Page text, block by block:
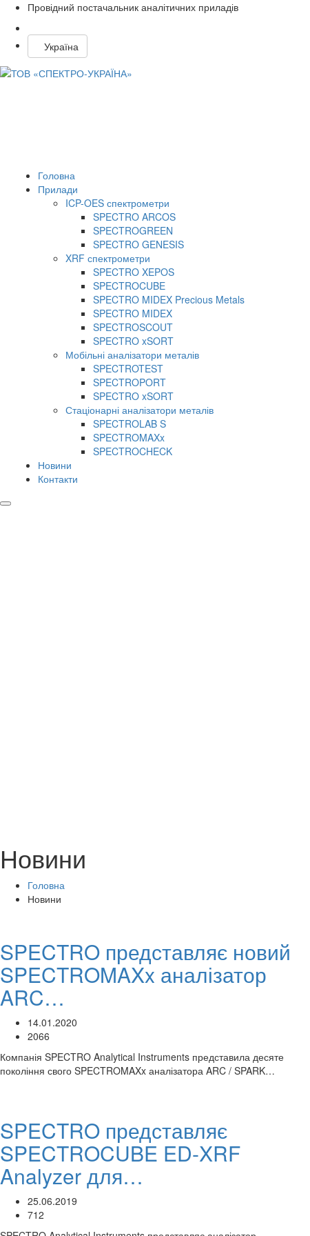
Провідний постачальник аналітичних приладів
Україна
Головна
Прилади
ICP-OES спектрометри
SPECTRO ARCOS
SPECTROGREEN
SPECTRO GENESIS
XRF спектрометри
SPECTRO XEPOS
SPECTROCUBE
SPECTRO MIDEX Precious Metals
SPECTRO MIDEX
SPECTROSCOUT
SPECTRO xSORT
Мобільні аналізатори металів
SPECTROTEST
SPECTROPORT
SPECTRO xSORT
Стаціонарні аналізатори металів
SPECTROLAB S
SPECTROMAXx
SPECTROCHECK
Новини
Контакти
Новини
Головна
Новини
SPECTRO представляє новий
SPECTROMAXx аналізатор
ARC…
14.01.2020
2066
Компанія SPECTRO Analytical Instruments представила десяте
покоління свого SPECTROMAXx аналізатора ARC / SPARK…
SPECTRO представляє
SPECTROCUBE ED-XRF
Analyzer для…
25.06.2019
712